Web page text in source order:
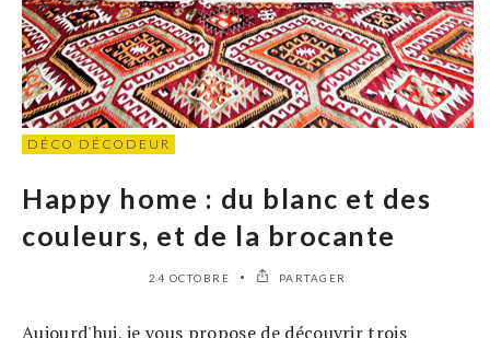
DÉCO DÉCODEUR
Happy home : du blanc et des
couleurs, et de la brocante
24 OCTOBRE PARTAGER
Aujourd'hui, je vous propose de découvrir trois